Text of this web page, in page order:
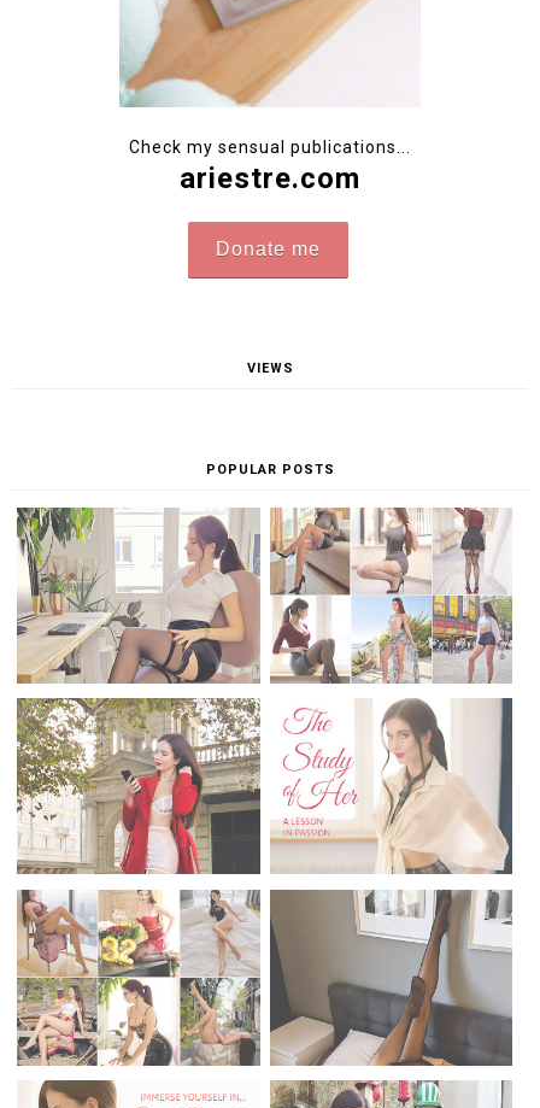
Check my sensual publications...
ariestre.com
Donate me
VIEWS
POPULAR POSTS